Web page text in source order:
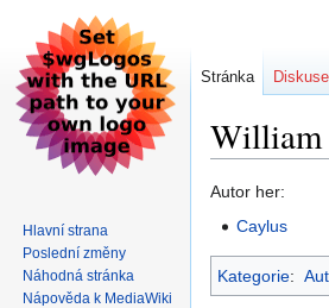
Skočit
Skočit
Autor her:
Caylus
Kategorie:
Stránka Diskuse
Hlavní strana
Poslední změny
Náhodná stránka
Nápověda k MediaWiki